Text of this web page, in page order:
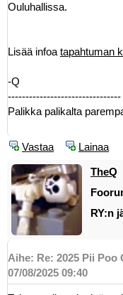
Ouluhallissa.
Lisää infoa tapahtuman
-Q
--------------------------------
Palikka palikalta
Vastaa Lainaa
TheQ
RY:n
Aihe: Re: 2025 Pii Poo
07/08/2025 09:40